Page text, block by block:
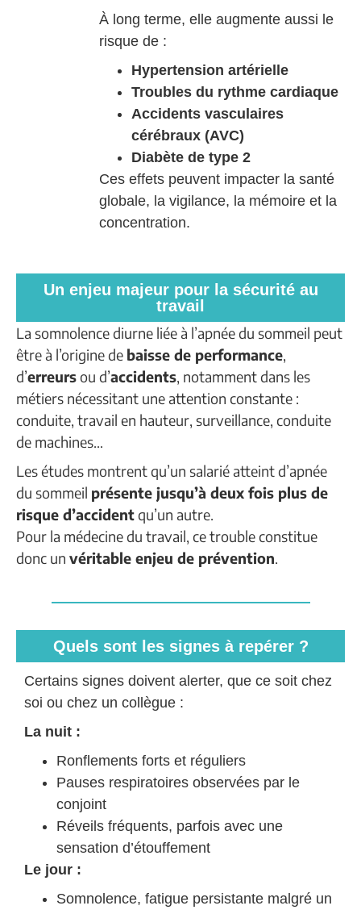
À long terme, elle augmente aussi le
risque de :
Hypertension artérielle
Troubles du rythme cardiaque
Accidents vasculaires
cérébraux (AVC)
Diabète de type 2
Ces effets peuvent impacter la santé
globale, la vigilance, la mémoire et la
concentration.
Un enjeu majeur pour la sécurité au
travail
La somnolence diurne liée à l’apnée du sommeil peut
être à l’origine de baisse de performance,
d’erreursou d’accidents, notamment dans les
métiers nécessitant une attention constante :
conduite, travail en hauteur, surveillance, conduite
de machines…
Les études montrent qu’un salarié atteint d’apnée
du sommeil présente jusqu’à deux fois plus de
risque d’accidentqu’un autre.
Pour la médecine du travail, ce trouble constitue
donc un véritable enjeu de prévention.
Quels sont les signes à repérer ?
Certains signes doivent alerter, que ce soit chez
soi ou chez un collègue :
La nuit :
Ronflements forts et réguliers
Pauses respiratoires observées par le
conjoint
Réveils fréquents, parfois avec une
sensation d’étouffement
Le jour :
Somnolence, fatigue persistante malgré un